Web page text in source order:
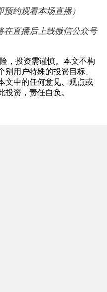
预约观看本场直播）
在直播后上线微信公众号
，投资需谨慎。本文不构
别用户特殊的投资目标、
文中的任何意见、观点或
投资，责任自负。